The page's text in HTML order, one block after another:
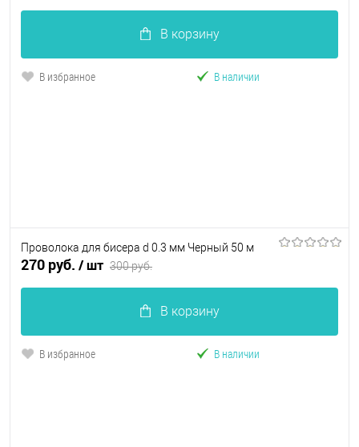
В корзину
В избранное В наличии
Проволока для бисера d 0.3 мм Черный 50 м
270 руб. / шт 300 руб.
В корзину
В избранное В наличии